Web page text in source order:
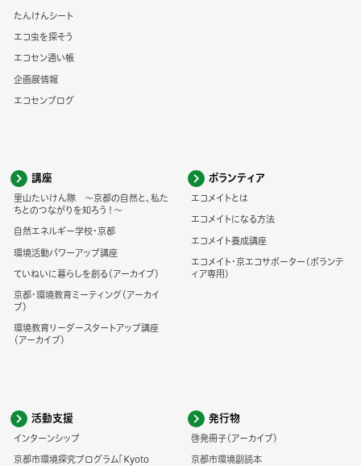
たんけんシート
エコ虫を探そう
エコセン通い帳
企画展情報
エコセンブログ
講座
里山たいけん隊 ～京都の自然と、私た
ちとのつながりを知ろう！～
自然エネルギー学校・京都
環境活動パワーアップ講座
ていねいに暮らしを創る（アーカイブ）
京都・環境教育ミーティング（アーカイ
ブ）
環境教育リーダースタートアップ講座
（アーカイブ）
ボランティア
エコメイトとは
エコメイトになる方法
エコメイト養成講座
エコメイト・京エコサポーター(ボランテ
ィア専用)
活動支援
インターンシップ
京都市環境探究プログラム「Kyoto
発行物
啓発冊子（アーカイブ）
京都市環境副読本